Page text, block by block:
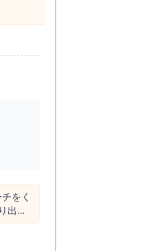
をく
出し
に優
め 入